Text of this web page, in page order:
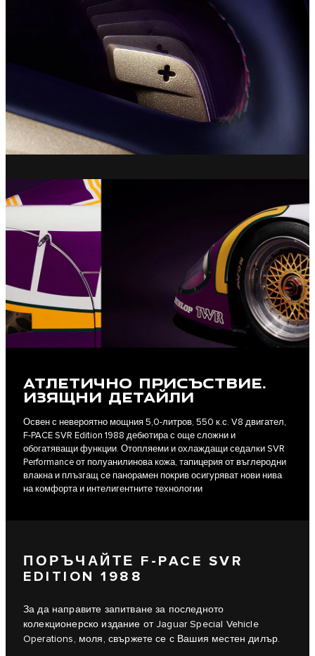
АТЛЕТИЧНО ПРИСЪСТВИЕ.
ИЗЯЩНИ ДЕТАЙЛИ
Освен с невероятно мощния 5,0-литров, 550 к.с. V8 двигател,
F-PACE SVR Edition 1988 дебютира с още сложни и
обогатяващи функции. Отопляеми и охлаждащи седалки SVR
Performance от полуанилинова кожа, тапицерия от въглеродни
влакна и плъзгащ се панорамен покрив осигуряват нови нива
на комфорта и интелигентните технологии
ПОРЪЧАЙТЕ F-PACE SVR
EDITION 1988
За да направите запитване за последното
колекционерско издание от Jaguar Special Vehicle
Operations, моля, свържете се с Вашия местен дилър.